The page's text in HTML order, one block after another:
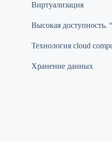
Виртуализация
Высокая доступность.
Технология cloud
Хранение данных